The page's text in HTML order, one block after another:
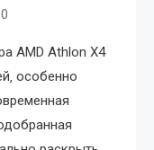
0
AMD Athlon X4
особенно